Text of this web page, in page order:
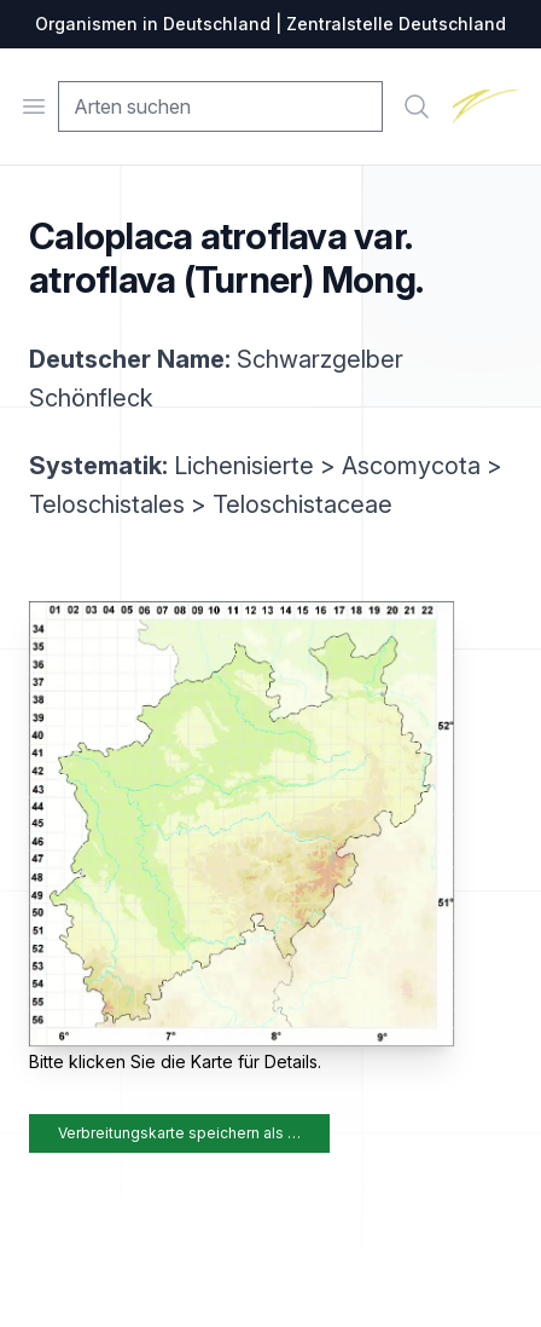
Organismen in Deutschland | Zentralstelle Deutschland
Open menu Suche
Caloplaca atroflava var.
atroflava (Turner) Mong.
Deutscher Name: Schwarzgelber
Schönfleck
Systematik: Lichenisierte > Ascomycota >
Teloschistales > Teloschistaceae
Bitte klicken Sie die Karte für Details.
Verbreitungskarte speichern als …